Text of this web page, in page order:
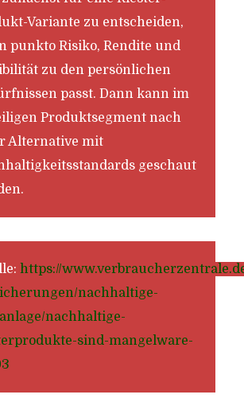
Variante zu entscheiden,
punkto Risiko, Rendite und
zu den persönlichen
passt. Dann kann im
Produktsegment nach
Alternative mit
geschaut
https://
nachhaltige-
nachhaltige-
sind-mangelware-